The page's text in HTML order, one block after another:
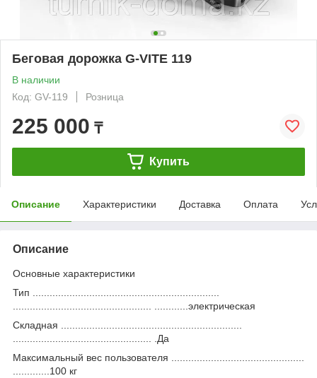
Беговая дорожка G-VITE 119
В наличии
Код: GV-119
Розница
225 000 ₸
Купить
Описание Характеристики Доставка Оплата
Описание
Основные характеристики
Тип ..................................................................
................................................. ............электрическая
Складная ................................................................
................................................. .Да
Максимальный вес пользователя ...............................................
.............100 кг